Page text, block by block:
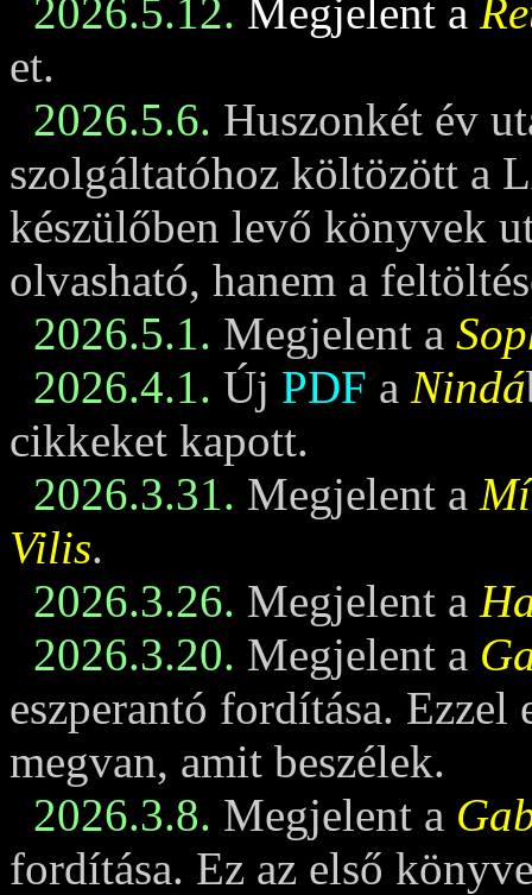
2026.5.12. Megjelent a
et.
2026.5.6. Huszonkét év
szolgáltatóhoz költözött a
készülőben levő könyvek
olvasható, hanem a
2026.5.1. Megjelent a
2026.4.1. Új PDF a Nindá
cikkeket kapott.
2026.3.31. Megjelent a
Vilis.
2026.3.26. Megjelent a
2026.3.20. Megjelent a
eszperantó fordítása. Ezzel
megvan, amit beszélek.
2026.3.8. Megjelent a
fordítása. Ez az első